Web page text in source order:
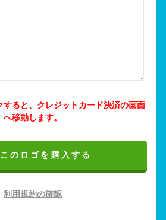
ると、クレジットカード決済の画面
へ移動します。
このロゴを購入する
利用規約の確認